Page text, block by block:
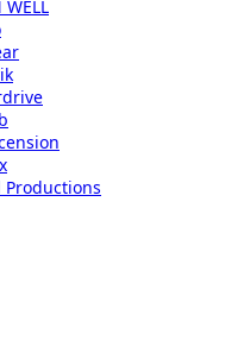
WELL
Productions